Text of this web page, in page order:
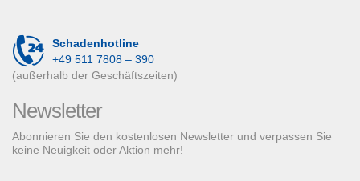
Schadenhotline
+49 511 7808 – 390
(außerhalb der Geschäftszeiten)
Newsletter
Abonnieren Sie den kostenlosen Newsletter und verpassen Sie
keine Neuigkeit oder Aktion mehr!